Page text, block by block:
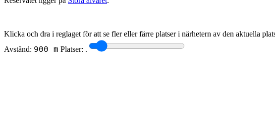
Klicka och dra i reglaget för att se fler eller färre platser i närhetern av den aktuella
Avstånd: 900 m Platser: .